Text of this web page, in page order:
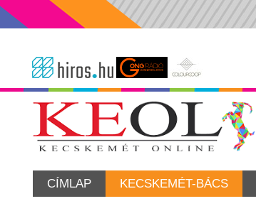
CÍMLAP KECSKEMÉT-BÁCS